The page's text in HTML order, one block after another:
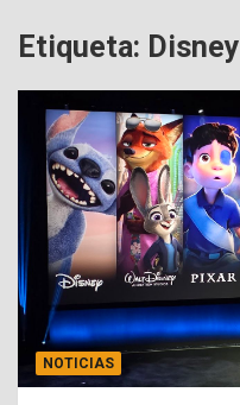
Etiqueta: Disney
NOTICIAS